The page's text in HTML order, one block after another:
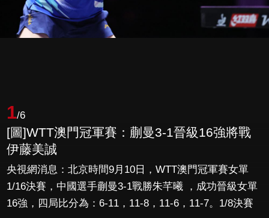
1/6
[圖]WTT澳門冠軍賽：蒯曼3-1晉級16強將戰
伊藤美誠
央視網消息：北京時間9月10日，WTT澳門冠軍賽女單
1/16決賽，中國選手蒯曼3-1戰勝朱芊曦 ，成功晉級女單
16強，四局比分為：6-11，11-8，11-6，11-7。1/8決賽